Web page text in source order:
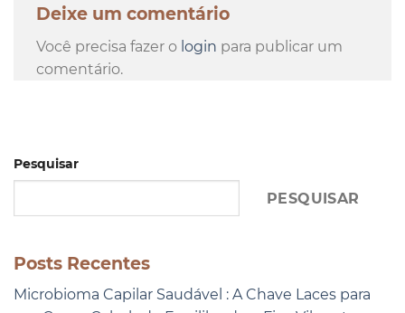
Deixe um comentário
Você precisa fazer o login para publicar um
comentário.
Pesquisar
PESQUISAR
Posts Recentes
Microbioma Capilar Saudável : A Chave Laces para